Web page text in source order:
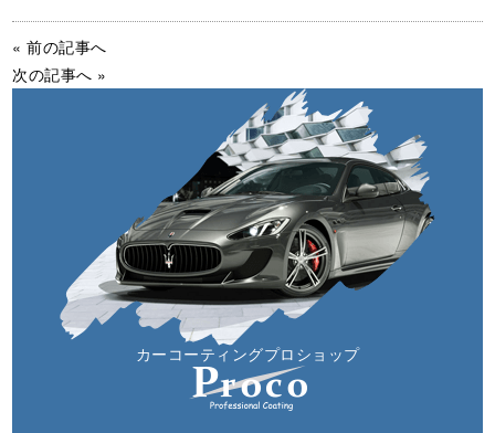
« 前の記事へ
次の記事へ »
カーコーティングプロショップ